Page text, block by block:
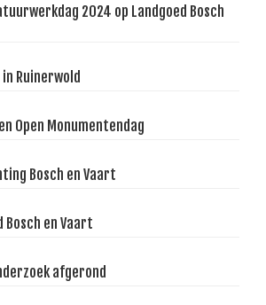
2024 op Landgoed Bosch
Ruinerwold
Open Monumentendag
Bosch en Vaart
Bosch en Vaart
afgerond